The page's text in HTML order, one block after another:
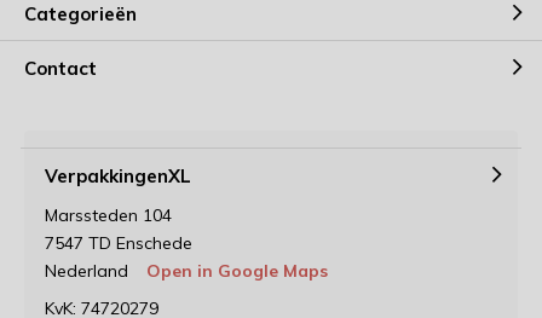
Categorieën
Contact
VerpakkingenXL
Marssteden 104
7547 TD Enschede
Nederland
Open in Google Maps
KvK: 74720279